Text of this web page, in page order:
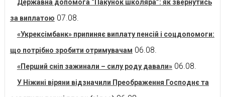
Державна допомога “Пакунок школяра”: як звернутись
за виплатою 07.08.
«Укрексімбанк» припиняє виплату пенсій і соцдопомоги:
що потрібно зробити отримувачам 06.08.
«Перший сніп зажинали – силу роду давали» 06.08.
У Ніжині віряни відзначили Преображення Господнє та